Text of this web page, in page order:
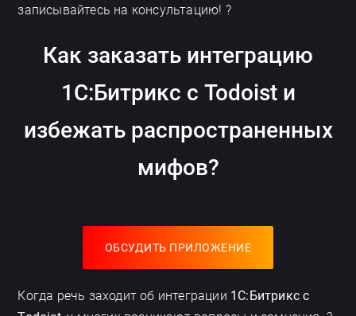
записывайтесь на консультацию! ?
Как заказать интеграцию
1С:Битрикс с Todoist и
избежать распространенных
мифов?
ОБСУДИТЬ ПРИЛОЖЕНИЕ
Когда речь заходит об интеграции 1С:Битрикс с
Отправить